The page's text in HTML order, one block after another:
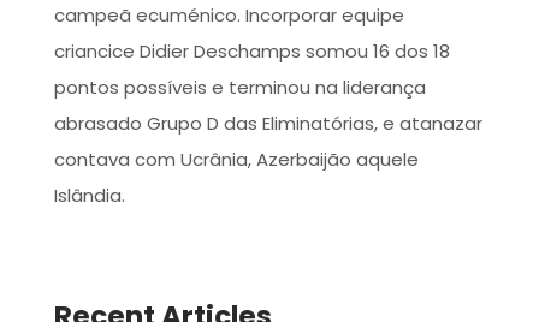
campeã ecuménico. Incorporar equipe
criancice Didier Deschamps somou 16 dos 18
pontos possíveis e terminou na liderança
abrasado Grupo D das Eliminatórias, e atanazar
contava com Ucrânia, Azerbaijão aquele
Islândia.